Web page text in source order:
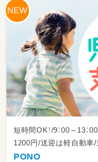
また、経験がな
未経験からス
しっかりとお
仕事内容は難
日常生活を楽
簡単なサポー
体操、ダンス、
毎日のスモー
「できたね！」
発達に障がい
「一歩前進」を
喜んでもらえ
短時間OK！/9：00～13
1200円/送迎は軽自動車/
PONO